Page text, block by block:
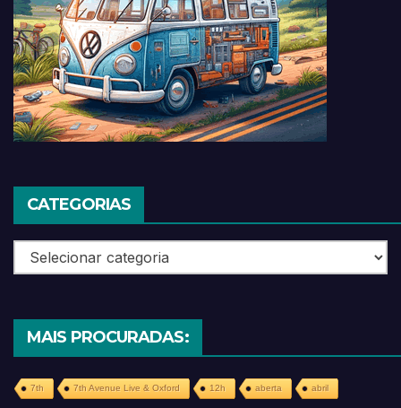
CATEGORIAS
Categorias
MAIS PROCURADAS:
7th 7th Avenue Live & Oxford 12h aberta abril